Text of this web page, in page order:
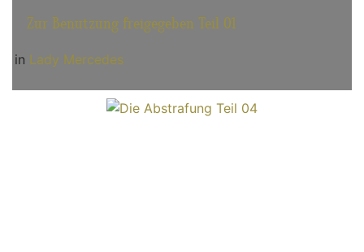
Zur Benutzung freigegeben Teil 01
in Lady Mercedes